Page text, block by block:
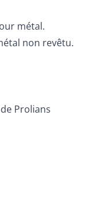
métal.
non revêtu.
Prolians